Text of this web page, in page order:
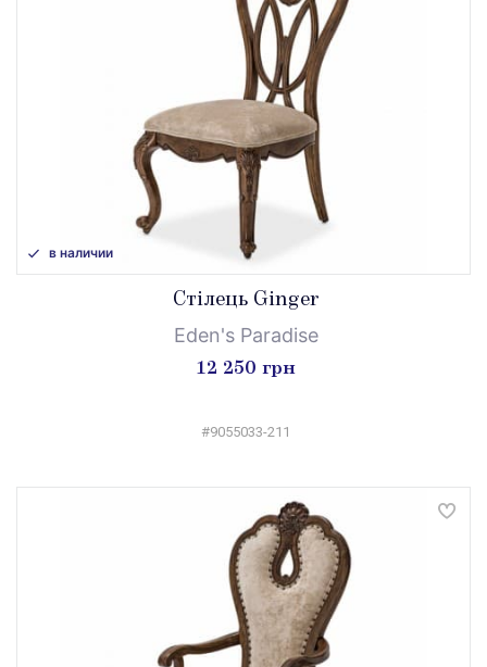
в наличии
Стілець Ginger
Eden's Paradise
12 250 грн
#9055033-211